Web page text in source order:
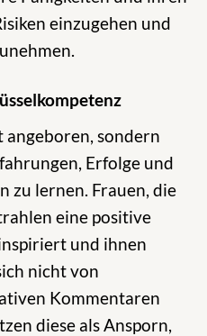
einzugehen und
sondern
Erfolge und
zu lernen. Frauen, die
eine positive
und ihnen
nicht von
Kommentaren
diese als Ansporn,